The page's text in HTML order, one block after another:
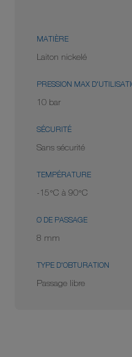
MATIÈRE
Laiton nickelé
PRESSION MAX
10 bar
SÉCURITÉ
Sans sécurité
TEMPÉRATURE
-15°C à 90°C
Ø DE PASSAGE
8 mm
TYPE D'OBTURATION
Passage libre